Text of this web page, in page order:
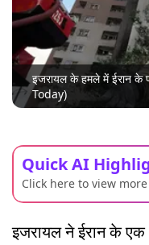
इजरायल के हमले में ईरान के
Today)
Quick AI
Click here to view more
इजरायल ने ईरान के एक